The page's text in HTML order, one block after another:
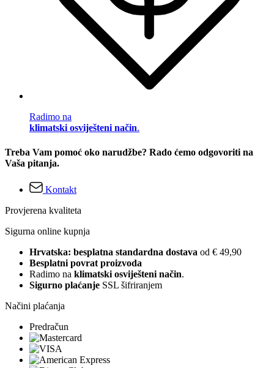
Radimo na
klimatski osviješteni način.
Treba Vam pomoć oko narudžbe? Rado ćemo odgovoriti na
Vaša pitanja.
Kontakt
Provjerena kvaliteta
Sigurna online kupnja
Hrvatska: besplatna standardna dostava od € 49,90
Besplatni povrat proizvoda
Radimo na klimatski osviješteni način.
Sigurno plaćanje SSL šifriranjem
Načini plaćanja
Predračun